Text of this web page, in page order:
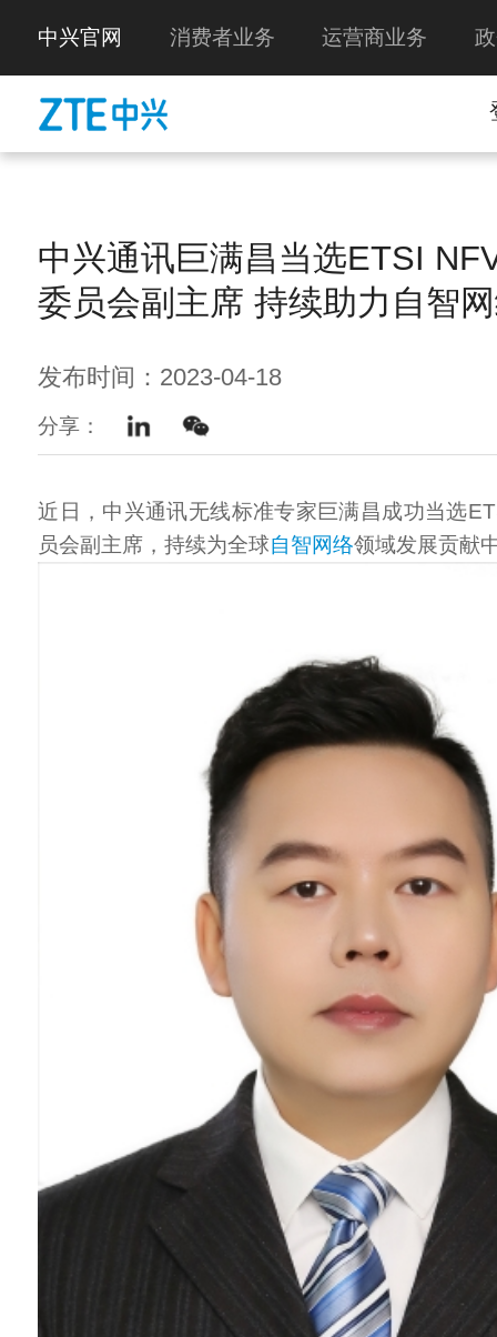
中兴官网 消费者业务 运营商业务
中兴通讯巨满昌当选ETSI
委员会副主席 持续助力自智
发布时间：2023-04-18
分享：
近日，中兴通讯无线标准专家巨满昌成功当选
员会副主席，持续为全球自智网络领域发展贡献